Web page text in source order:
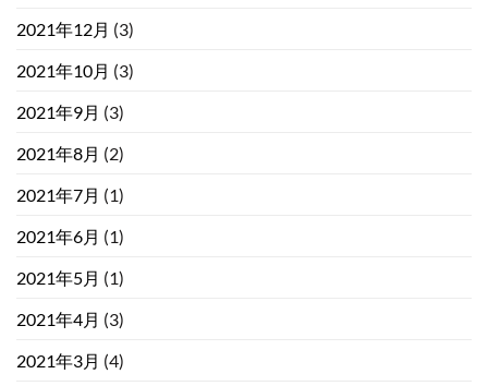
2021年12月 (3)
2021年10月 (3)
2021年9月 (3)
2021年8月 (2)
2021年7月 (1)
2021年6月 (1)
2021年5月 (1)
2021年4月 (3)
2021年3月 (4)